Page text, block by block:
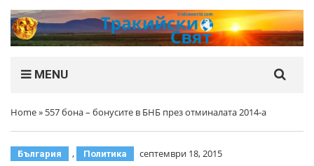
MENU
Home» 557 бона – бонусите в БНБ през отминалата 2014-а
България , Политика септември 18, 2015